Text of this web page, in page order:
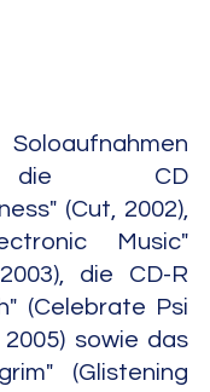
die CD
(Cut, 2002),
Music"
die CD-R
(Celebrate Psi
2005) sowie das
(Glistening